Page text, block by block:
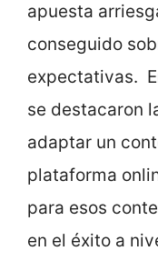
apuesta
conseguido
expectativas.
se destacaron
adaptar un
plataforma
para esos
en el éxito a